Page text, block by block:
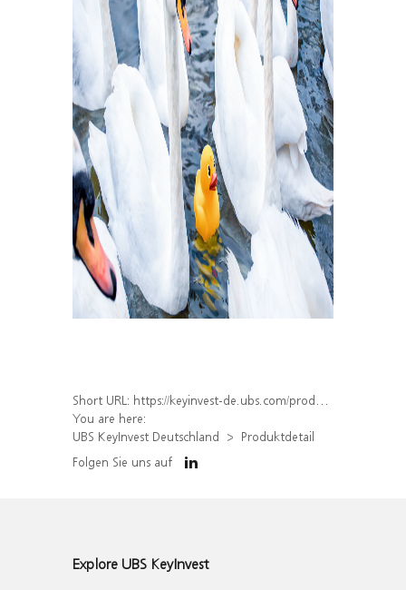
Short URL: https://keyinvest-de.ubs.com/produkt/detail/index/isin/DE000WA10RE4
You are here:
UBS KeyInvest Deutschland
Produktdetail
Folgen Sie uns auf
Explore UBS KeyInvest